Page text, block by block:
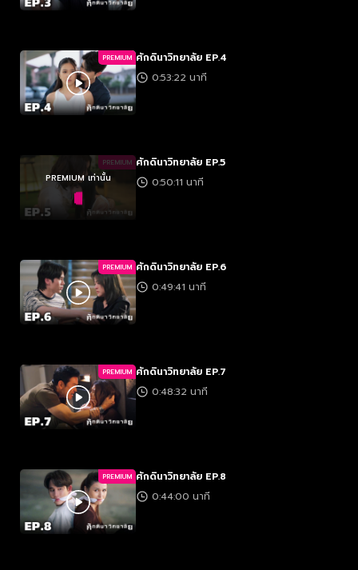
PREMIUM ศักดินาวิทยาลัย EP.4
0:53:22 นาที
PREMIUM
PREMIUM เท่านั้น
ศักดินาวิทยาลัย EP.5
0:50:11 นาที
PREMIUM ศักดินาวิทยาลัย EP.6
0:49:41 นาที
PREMIUM ศักดินาวิทยาลัย EP.7
0:48:32 นาที
PREMIUM ศักดินาวิทยาลัย EP.8
0:44:00 นาที